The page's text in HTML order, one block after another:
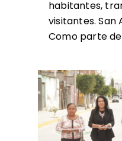
habitantes,
visitantes. San
Como parte